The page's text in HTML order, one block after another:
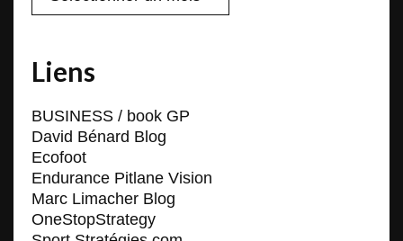
Liens
BUSINESS / book GP
David Bénard Blog
Ecofoot
Endurance Pitlane Vision
Marc Limacher Blog
OneStopStrategy